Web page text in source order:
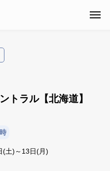
トラル【北海道】
(土)～13日(月)